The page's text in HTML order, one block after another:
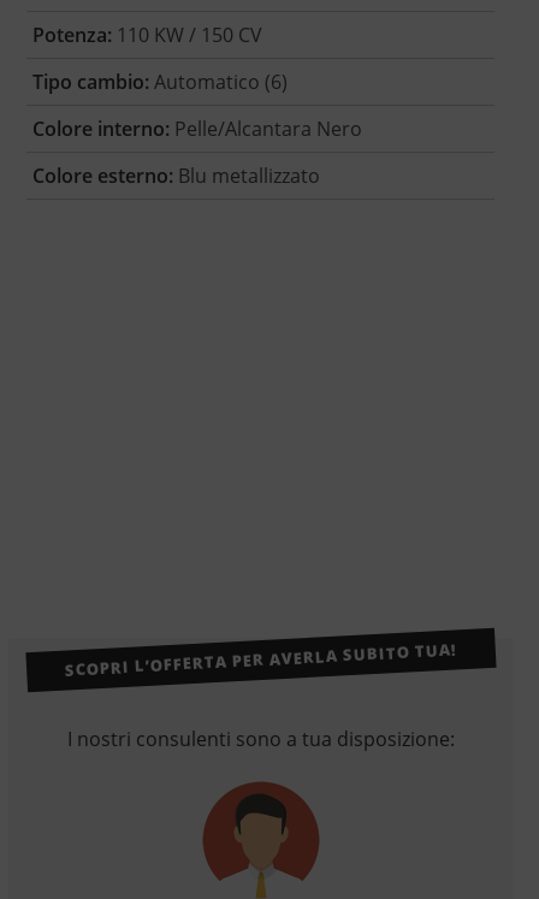
Potenza: 110 KW / 150 CV
Tipo cambio: Automatico (6)
Colore interno: Pelle/Alcantara Nero
Colore esterno: Blu metallizzato
SCOPRI L’OFFERTA PER AVERLA SUBITO TUA!
I nostri consulenti sono a tua disposizione: